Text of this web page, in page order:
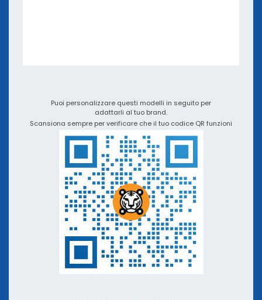
Puoi personalizzare questi modelli in seguito per
adattarli al tuo brand.
Scansiona sempre per verificare che il tuo codice QR funzioni